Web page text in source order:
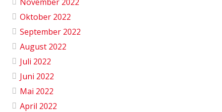
Oktober 2022
September 2022
August 2022
Juli 2022
Juni 2022
Mai 2022
April 2022